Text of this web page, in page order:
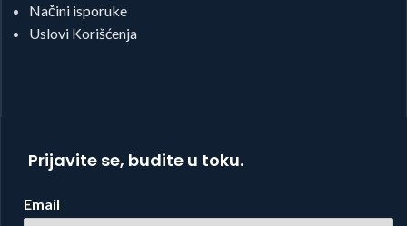
Načini isporuke
Uslovi Korišćenja
Prijavite se, budite u toku.
Email